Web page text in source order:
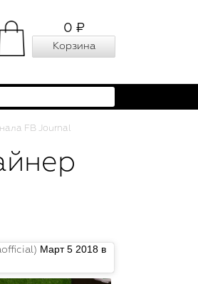
0 ₽
Корзина
FB Journal
Март 5 2018 в